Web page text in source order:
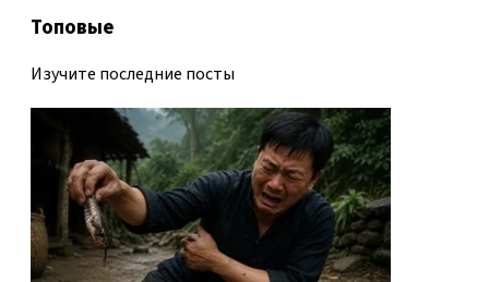
Топовые
Изучите последние посты